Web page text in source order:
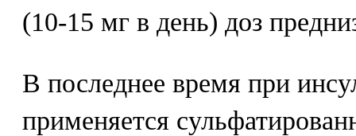
(10-15 мг в день) доз
В последнее время при
применяется